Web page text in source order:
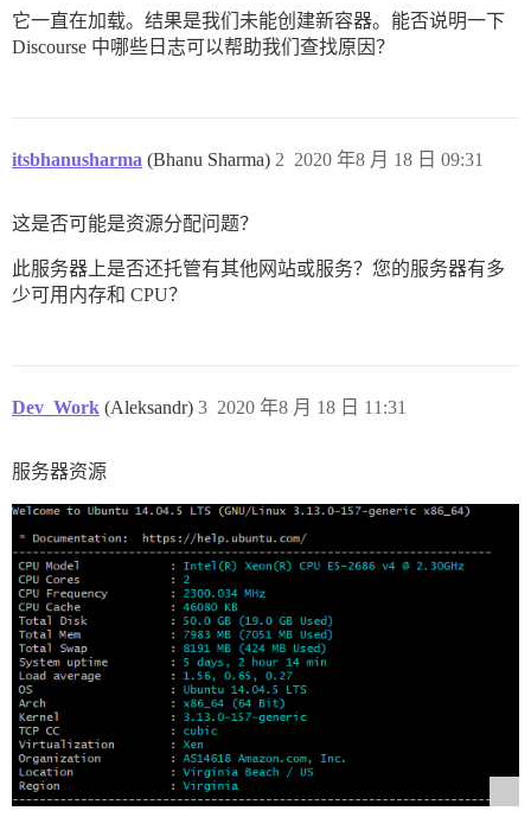
它一直在加载。结果是我们未能创建新容器。能否说明一下
Discourse 中哪些日志可以帮助我们查找原因？
itsbhanusharma (Bhanu Sharma) 2020 年8 月 18 日 09:31
2
这是否可能是资源分配问题？
此服务器上是否还托管有其他网站或服务？您的服务器有多
少可用内存和 CPU？
Dev_Work (Aleksandr) 2020 年8 月 18 日 11:31
3
服务器资源